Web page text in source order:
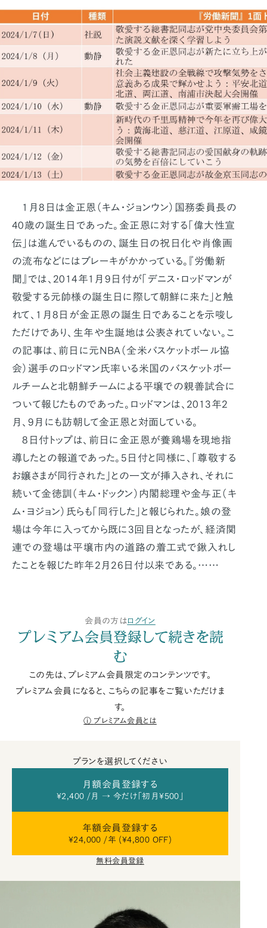
1月8日は金正恩（キム・ジョンウン）国務委員長の
40歳の誕生日であった。金正恩に対する「偉大性宣
伝」は進んでいるものの、誕生日の祝日化や肖像画
の流布などにはブレーキがかかっている。『労働新
聞』では、2014年1月9日付が「デニス・ロッドマンが
敬愛する元帥様の誕生日に際して朝鮮に来た」と触
れて、1月8日が金正恩の誕生日であることを示唆し
ただけであり、生年や生誕地は公表されていない。こ
の記事は、前日に元NBA（全米バスケットボール協
会）選手のロッドマン氏率いる米国のバスケットボー
ルチームと北朝鮮チームによる平壌での親善試合に
ついて報じたものであった。ロッドマンは、2013年2
月、9月にも訪朝して金正恩と対面している。
8日付トップは、前日に金正恩が養鶏場を現地指
導したとの報道であった。5日付と同様に、「尊敬する
お嬢さまが同行された」との一文が挿入され、それに
続いて金徳訓（キム・ドックン）内閣総理や金与正（キ
ム・ヨジョン）氏らも「同行した」と報じられた。娘の登
場は今年に入ってから既に3回目となったが、経済関
連での登場は平壌市内の道路の着工式で鍬入れし
たことを報じた昨年2月26日付以来である。……
会員の方はログイン
プレミアム会員登録して続きを読
む
この先は、プレミアム会員限定のコンテンツです。
プレミアム会員になると、こちらの記事をご覧いただけま
す。
プレミアム会員とは
プランを選択してください
月額会員登録する
¥2,400 /月 → 今だけ「初月¥500」
年額会員登録する
¥24,000 /年 (¥4,800 OFF)
無料会員登録